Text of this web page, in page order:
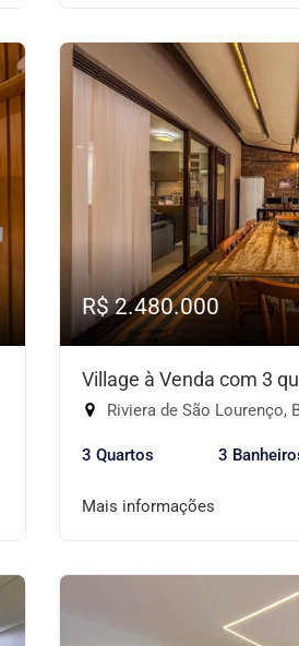
R$ 2.480.000
Village à Venda com 3
Riviera de São Lourenço,
3 Quartos 3
Mais informações